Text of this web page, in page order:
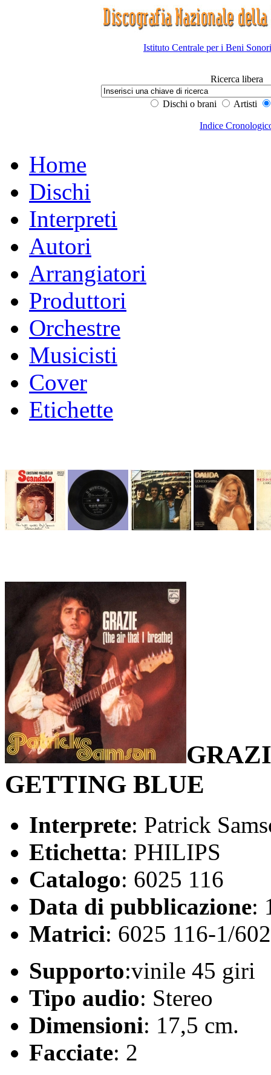
Istituto Centrale per i Beni
Ricerca libera
Dischi o brani Artisti
Indice
Home
Dischi
Interpreti
Autori
Arrangiatori
Produttori
Orchestre
Musicisti
Cover
Etichette
GETTING BLUE
Interprete: Patrick
Etichetta: PHILIPS
Catalogo: 6025 116
Data di pubblicazione:
Matrici: 6025 116-1/
Supporto:vinile 45 giri
Tipo audio: Stereo
Dimensioni: 17,5 cm.
Facciate: 2